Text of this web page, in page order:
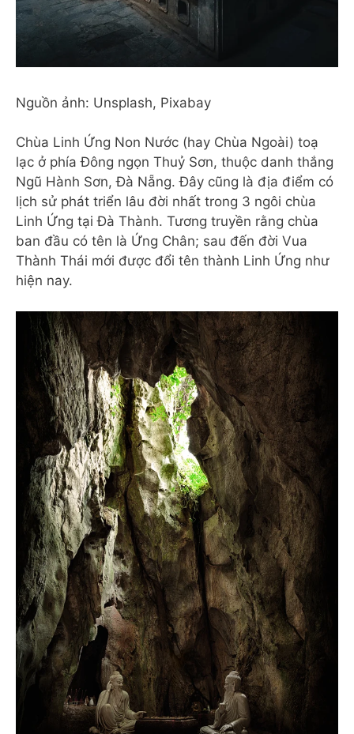
Nguồn ảnh: Unsplash, Pixabay
Chùa Linh Ứng Non Nước (hay Chùa Ngoài) toạ
lạc ở phía Đông ngọn Thuỷ Sơn, thuộc danh thắng
Ngũ Hành Sơn, Đà Nẵng. Đây cũng là địa điểm có
lịch sử phát triển lâu đời nhất trong 3 ngôi chùa
Linh Ứng tại Đà Thành. Tương truyền rằng chùa
ban đầu có tên là Ứng Chân; sau đến đời Vua
Thành Thái mới được đổi tên thành Linh Ứng như
hiện nay.